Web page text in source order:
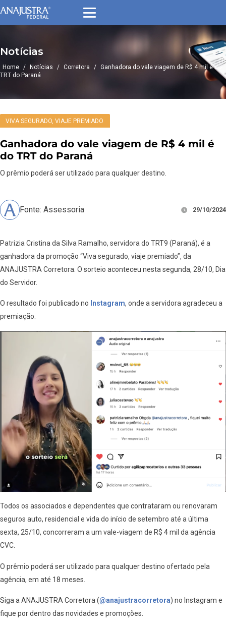
Notícias
Home / Notícias / Corretora / Ganhadora do vale viagem de R$ 4 mil é do
TRT do Paraná
VIVA SEGURADO, VIAJE PREMIADO
Ganhadora do vale viagem de R$ 4 mil é
do TRT do Paraná
O prêmio poderá ser utilizado para qualquer destino.
Fonte: Assessoria 29/10/2024
Patrizia Cristina da Silva Ramalho, servidora do TRT9 (Paraná), é a
ganhadora da promoção “Viva segurado, viaje premiado”, da
ANAJUSTRA Corretora. O sorteio aconteceu nesta segunda, 28/10, Dia
do Servidor.
O resultado foi publicado no Instagram, onde a servidora agradeceu a
premiação.
Todos os associados e dependentes que contrataram ou renovaram
seguros auto, residencial e vida do início de setembro até a última
sexta, 25/10, concorreram a um vale-viagem de R$ 4 mil da agência
CVC.
O prêmio poderá ser utilizado para qualquer destino ofertado pela
agência, em até 18 meses.
Siga a ANAJUSTRA Corretora (@anajustracorretora) no Instagram e
fique por dentro das novidades e promoções.